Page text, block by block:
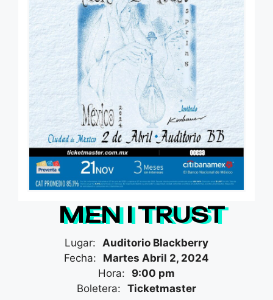
MEN I TRUST
Lugar: Auditorio Blackberry
Fecha:
Martes Abril 2, 2024
Hora:
9:00 pm
Boletera: Ticketmaster